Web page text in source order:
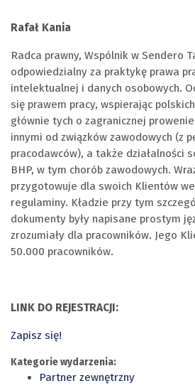
Rafał Kania
Radca prawny, Wspólnik w Sendero
odpowiedzialny za praktykę prawa
intelektualnej i danych osobowych.
się prawem pracy, wspierając
głównie tych o zagranicznej
innymi od związków zawodowych (z
pracodawców), a także działalności
BHP, w tym chorób zawodowych.
przygotowuje dla swoich Klientów
regulaminy. Kładzie przy tym
dokumenty były napisane prostym
zrozumiały dla pracowników. Jego
50.000 pracowników.
LINK DO REJESTRACJI:
Zapisz się!
Kategorie wydarzenia:
Partner zewnętrzny